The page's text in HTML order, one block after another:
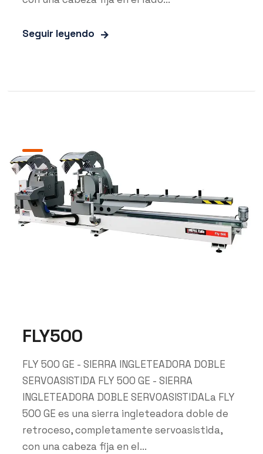
Seguir leyendo
FLY500
FLY 500 GE - SIERRA INGLETEADORA DOBLE
SERVOASISTIDA FLY 500 GE - SIERRA
INGLETEADORA DOBLE SERVOASISTIDALa FLY
500 GE es una sierra ingleteadora doble de
retroceso, completamente servoasistida,
con una cabeza fija en el...